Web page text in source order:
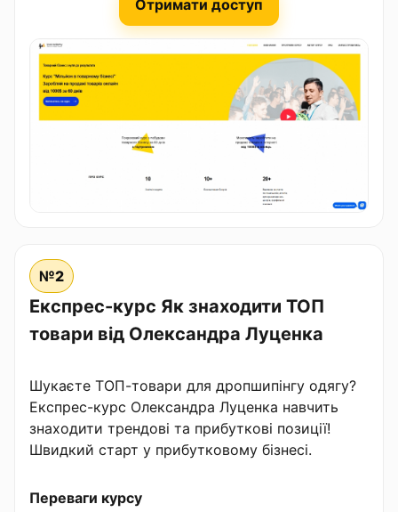
Отримати доступ
№2
Експрес-курс Як знаходити ТОП
товари від Олександра Луценка
Шукаєте ТОП-товари для дропшипінгу одягу?
Експрес-курс Олександра Луценка навчить
знаходити трендові та прибуткові позиції!
Швидкий старт у прибутковому бізнесі.
Переваги курсу